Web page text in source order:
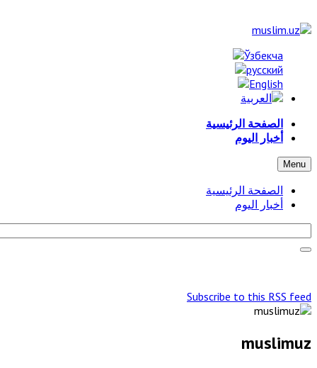
الصفحة الرئيسية
أخبار اليوم
Menu
الصفحة الرئيسية
أخبار اليوم
Subscribe to this RSS feed
muslimuz